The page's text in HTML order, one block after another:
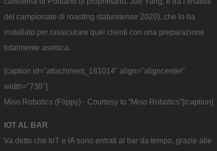
del campionato di roasting statunitense 2020), che lo ha
installato per rassicurare quei clienti con una preparazione
totalmente asettica.
[caption id="attachment_181014" align="aligncenter"
width="738"]
Miso Robotics (Flippy) - Courtesy to “Miso Robotics”[/caption]
IOT AL BAR
Va detto che IoT e IA sono entrati al bar da tempo, grazie alle